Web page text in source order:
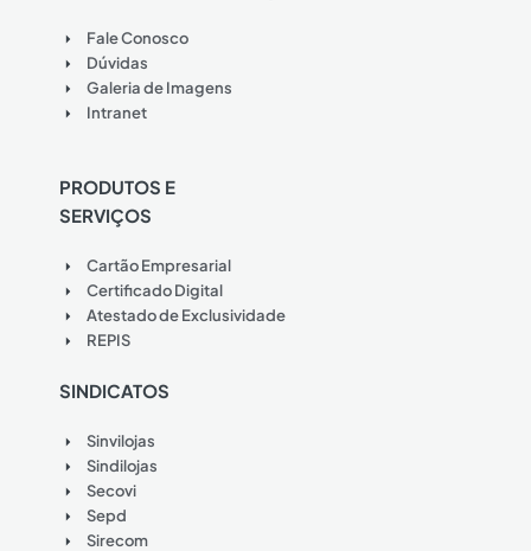
Fale Conosco
Dúvidas
Galeria de Imagens
Intranet
PRODUTOS E
SERVIÇOS
Cartão Empresarial
Certificado Digital
Atestado de Exclusividade
REPIS
SINDICATOS
Sinvilojas
Sindilojas
Secovi
Sepd
Sirecom